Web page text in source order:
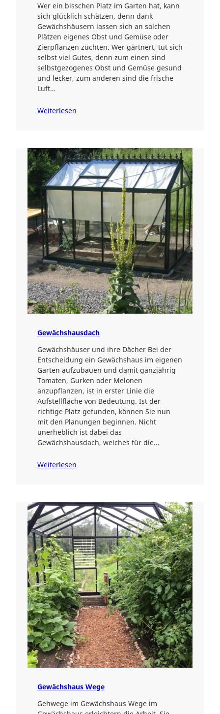
Wer ein bisschen Platz im Garten hat, kann
sich glücklich schätzen, denn dank
Gewächshäusern lassen sich an solchen
Plätzen eigenes Obst und Gemüse oder
Zierpflanzen züchten. Wer gärtnert, tut sich
selbst viel Gutes, denn zum einen sind
selbstgezogenes Obst und Gemüse gesund
und lecker, zum anderen sind die frische
Luft…
Weiterlesen
Gewächshausdach
Gewächshäuser und ihre Dächer Bei der
Entscheidung ein Gewächshaus im eigenen
Garten aufzubauen und damit ganzjährig
Tomaten, Gurken oder Melonen
anzupflanzen, ist in erster Linie die
Aufstellfläche von Bedeutung. Ist der
richtige Platz gefunden, können Sie nun
mit den Planungen beginnen. Nicht
unerheblich ist dabei das
Gewächshausdach, welches für die…
Weiterlesen
Gewächshaus Wege
Gehwege im Gewächshaus Wege im